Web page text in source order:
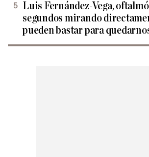
Luis Fernández-Vega,
segundos mirando
pueden bastar para